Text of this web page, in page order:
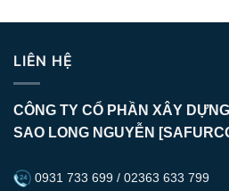
LIÊN HỆ
CÔNG TY CỔ PHẦN XÂY
SAO LONG NGUYỄN
0931 733 699 / 02363 633 799